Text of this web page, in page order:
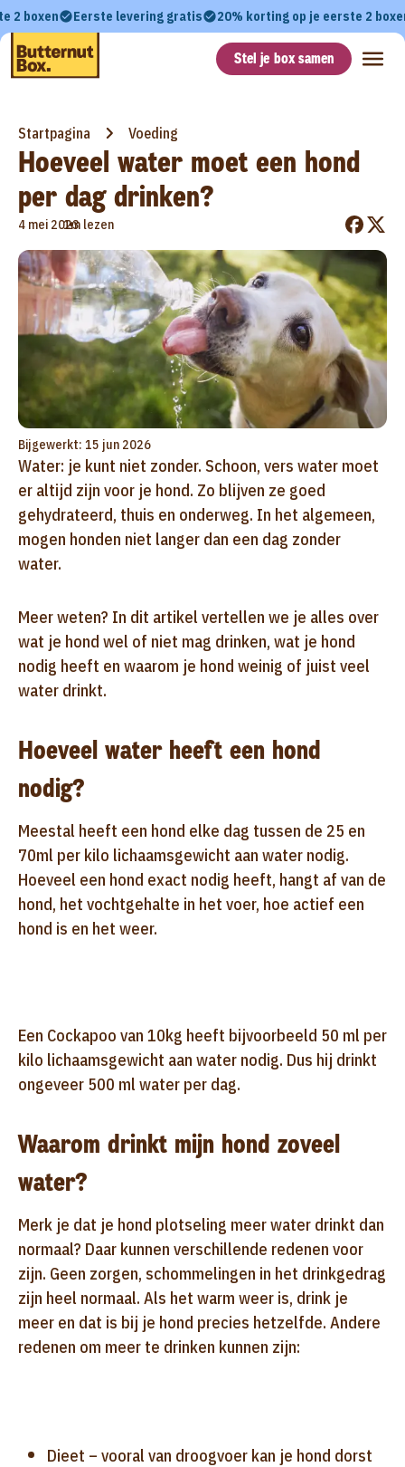
2 boxen Eerste levering gratis 20% korting op je eerste 2
Stel je box samen
Startpagina Voeding
Hoeveel water moet een hond
per dag drinken?
4 mei 2023
•
1m lezen
Bijgewerkt: 15 jun 2026
Water: je kunt niet zonder. Schoon, vers water moet
er altijd zijn voor je hond. Zo blijven ze goed
gehydrateerd, thuis en onderweg. In het algemeen,
mogen honden niet langer dan een dag zonder
water.
Meer weten? In dit artikel vertellen we je alles over
wat je hond wel of niet mag drinken, wat je hond
nodig heeft en waarom je hond weinig of juist veel
water drinkt.
Hoeveel water heeft een hond
nodig?
Meestal heeft een hond elke dag tussen de 25 en
70ml per kilo lichaamsgewicht aan water nodig.
Hoeveel een hond exact nodig heeft, hangt af van de
hond, het vochtgehalte in het voer, hoe actief een
hond is en het weer.
Een Cockapoo van 10kg heeft bijvoorbeeld 50 ml per
kilo lichaamsgewicht aan water nodig. Dus hij drinkt
ongeveer 500 ml water per dag.
Waarom drinkt mijn hond zoveel
water?
Merk je dat je hond plotseling meer water drinkt dan
normaal? Daar kunnen verschillende redenen voor
zijn. Geen zorgen, schommelingen in het drinkgedrag
zijn heel normaal. Als het warm weer is, drink je
meer en dat is bij je hond precies hetzelfde. Andere
redenen om meer te drinken kunnen zijn:
Dieet – vooral van droogvoer kan je hond dorst